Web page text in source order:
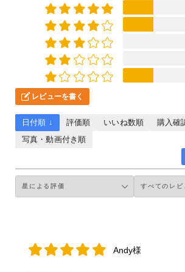
レビューを書く
日付順 ↓ 評価順 いいね数順
購入確
写真・動画付き順
Andy様